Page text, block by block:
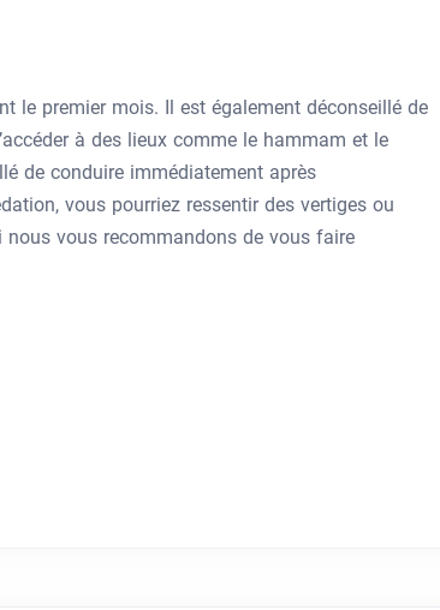
le premier mois. Il est également déconseillé de
à des lieux comme le hammam et le
de conduire immédiatement après
vous pourriez ressentir des vertiges ou
nous vous recommandons de vous faire